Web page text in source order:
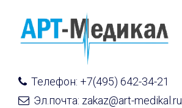
Телефон: +7(495) 642-34-21
Эл.почта: zakaz@art-medikal.ru